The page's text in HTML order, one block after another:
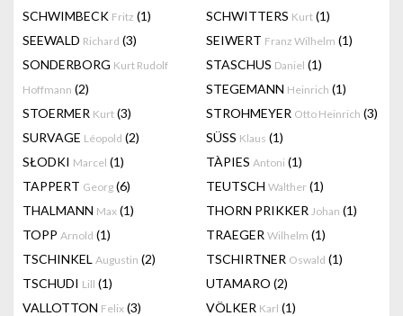
SCHWIMBECK Fritz (1) SCHWITTERS Kurt (1)
SEEWALD Richard (3) SEIWERT Franz Wilhelm (1)
SONDERBORG Kurt Rudolf
Hoffmann (2)
STASCHUS Daniel (1)
STEGEMANN Heinrich (1)
STOERMER Kurt (3) STROHMEYER Otto Heinrich (3)
SURVAGE Léopold (2) SÜSS Klaus (1)
SŁODKI Marcel (1) TÀPIES Antoni (1)
TAPPERT Georg (6) TEUTSCH Walther (1)
THALMANN Max (1) THORN PRIKKER Johan (1)
TOPP Arnold (1) TRAEGER Wilhelm (1)
TSCHINKEL Augustin (2) TSCHIRTNER Oswald (1)
TSCHUDI Lill (1) UTAMARO (2)
VALLOTTON Felix (3) VÖLKER Karl (1)